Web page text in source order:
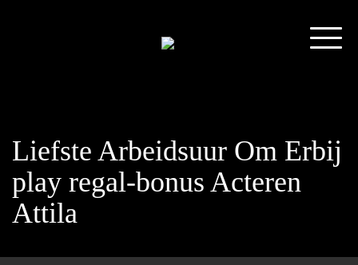
Liefste Arbeidsuur Om Erbij
play regal-bonus Acteren
Attila